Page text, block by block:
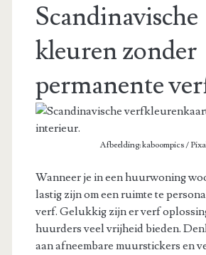
Scandinavische
kleuren zonder
permanente
Afbeelding: kaboompics /
Wanneer je in een huurwoning
lastig zijn om een ruimte te
verf. Gelukkig zijn er verf
huurders veel vrijheid bieden.
aan afneembare muurstickers en